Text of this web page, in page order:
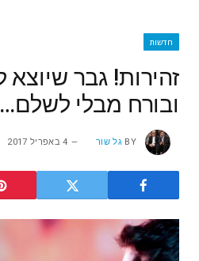
חדשות
ובורח מבלי לשלם…
BY גל שור 4 באפריל 2017